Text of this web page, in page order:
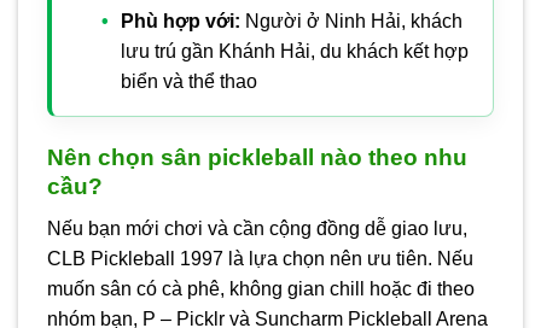
Phù hợp với: Người ở Ninh Hải, khách
lưu trú gần Khánh Hải, du khách kết hợp
biển và thể thao
Nên chọn sân pickleball nào theo nhu
cầu?
Nếu bạn mới chơi và cần cộng đồng dễ giao lưu,
CLB Pickleball 1997 là lựa chọn nên ưu tiên. Nếu
muốn sân có cà phê, không gian chill hoặc đi theo
nhóm bạn, P – Picklr và Suncharm Pickleball Arena